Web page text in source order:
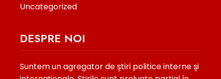
Uncategorized
DESPRE NOI
Suntem un agregator de ştiri politice interne şi